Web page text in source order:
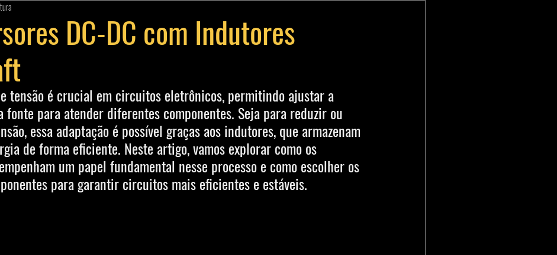
DC-DC com Indutores
tensão é crucial em circuitos eletrônicos, permitindo ajustar a
fonte para atender diferentes componentes. Seja para reduzir ou
essa adaptação é possível graças aos indutores, que armazenam
de forma eficiente. Neste artigo, vamos explorar como os
um papel fundamental nesse processo e como escolher os
para garantir circuitos mais eficientes e estáveis.